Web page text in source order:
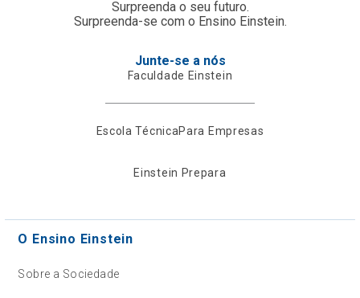
Surpreenda o seu futuro.
Surpreenda-se com o Ensino Einstein.
Junte-se a nós
Faculdade Einstein
Escola TécnicaPara Empresas
Einstein Prepara
O Ensino Einstein
Sobre a Sociedade